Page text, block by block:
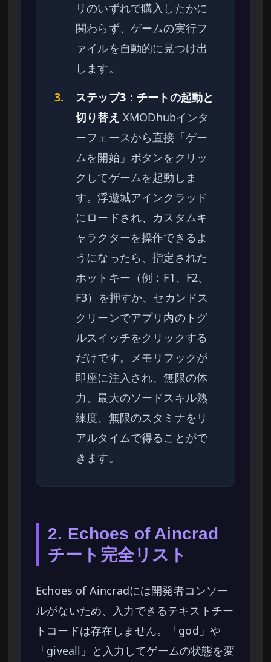
リのいずれで購入したかに
関わらず、ゲームの実行フ
ァイルを自動的に見つけ出
します。
3.
ステップ3：チートの起動と
切り替え XMODhubインタ
ーフェースから直接「ゲー
ムを開始」ボタンをクリッ
クしてゲームを起動しま
す。浮遊城アインクラッド
にロードされ、カスタムキ
ャラクターを操作できるよ
うになったら、指定された
ホットキー（例：F1、F2、
F3）を押すか、セカンドス
クリーンでアプリ内のトグ
ルスイッチをクリックする
だけです。メモリフックが
即座に注入され、無限の体
力、最大のソードスキル熟
練度、無限のスタミナをリ
アルタイムで得ることがで
きます。
2. Echoes of Aincrad
チート完全リスト
Echoes of Aincradには開発者コンソー
ルがないため、入力できるテキストチー
トコードは存在しません。「god」や
「giveall」と入力してゲームの状態を変